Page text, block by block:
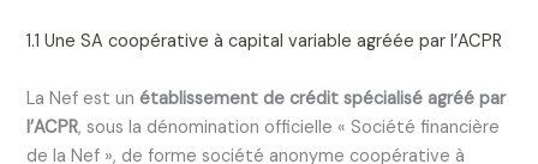
1.1 Une SA coopérative à capital variable agréée par l’ACPR
La Nef est unétablissement de crédit spécialisé agréé par
l’ACPR, sous la dénomination officielle « Société financière
de la Nef », de forme société anonyme coopérative à